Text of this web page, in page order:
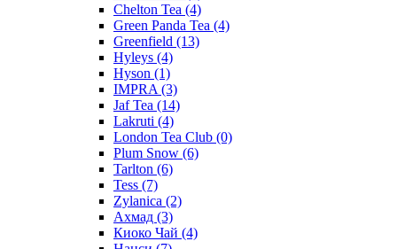
Chelton Tea (4)
Green Panda Tea (4)
Greenfield (13)
Hyleys (4)
Hyson (1)
IMPRA (3)
Jaf Tea (14)
Lakruti (4)
London Tea Club (0)
Plum Snow (6)
Tarlton (6)
Tess (7)
Zylanica (2)
Ахмад (3)
Киоко Чай (4)